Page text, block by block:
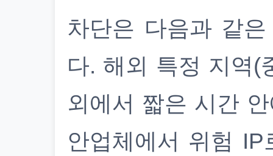
차단은 다음과 같
다. 해외 특정 지역(
외에서 짧은 시간
안업체에서 위험